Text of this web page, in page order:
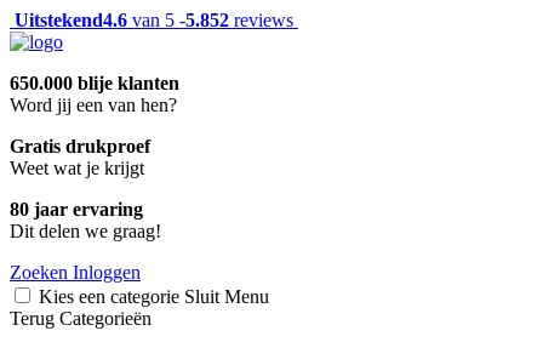
Uitstekend4.6 van 5 -5.852 reviews
650.000 blije klanten
Word jij een van hen?
Gratis drukproef
Weet wat je krijgt
80 jaar ervaring
Dit delen we graag!
Zoeken Inloggen
Kies een categorie Sluit Menu
Terug Categorieën